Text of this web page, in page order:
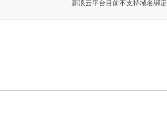
新浪云平台目前不支持域名绑定